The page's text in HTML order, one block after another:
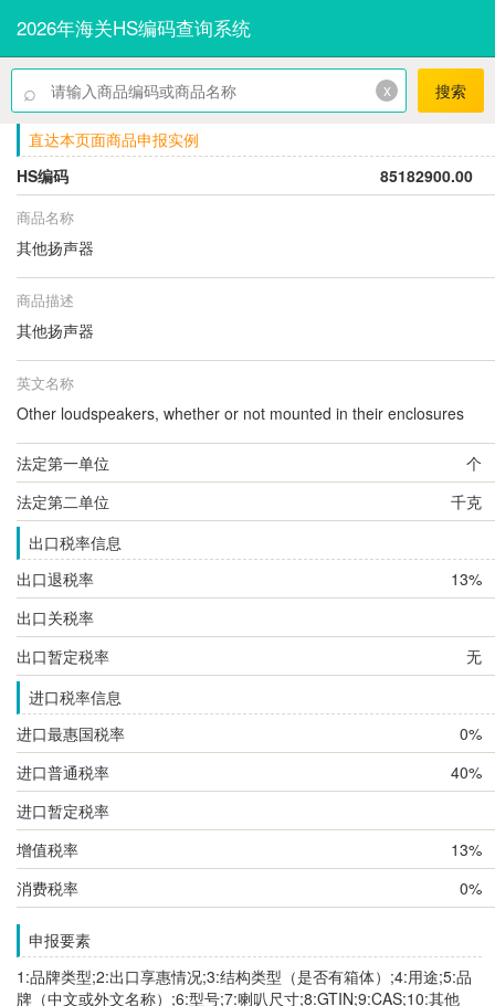
2026年海关HS编码查询系统
⌕ x 搜索
直达本页面商品申报实例
HS编码
85182900.00
商品名称
其他扬声器
商品描述
其他扬声器
英文名称
Other loudspeakers, whether or not mounted in their enclosures
法定第一单位
个
法定第二单位
千克
出口税率信息
出口退税率
13%
出口关税率
出口暂定税率
无
进口税率信息
进口最惠国税率
0%
进口普通税率
40%
进口暂定税率
增值税率
13%
消费税率
0%
申报要素
1:品牌类型;2:出口享惠情况;3:结构类型（是否有箱体）;4:用途;5:品
牌（中文或外文名称）;6:型号;7:喇叭尺寸;8:GTIN;9:CAS;10:其他